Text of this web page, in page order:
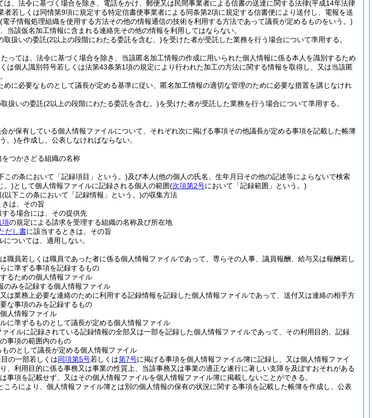
、法令に基づく場合を除き、電話をかけ、郵便又は民間事業者による信書の送達に関する法律(平成14年法律
者若しくは同情第9項に規定する特定信書便事業者による同条第2項に規定する信書便により送付し、電報を送
(電子情報処理組織を使用する方法その他の情報通信の技術を利用する方法であって議長が定めるものをいう。)
当該仮名加工情報に含まれる連絡先その他の情報を利用してはならない。
取扱いの委託(2以上の段階にわたる委託を含む。)を受けた者が受託した業務を行う場合について準用する。
っては、法令に基づく場合を除き、当該匿名加工情報の作成に用いられた個人情報に係る本人を識別するため
は個人識別符号若しくは法第43条第1項の規定により行われた加工の方法に関する情報を取得し、又は当該匿
に必要なものとして議長が定める基準に従い、匿名加工情報の適切な管理のために必要な措置を講じなけれ
扱いの委託(2以上の段階にわたる委託を含む。)を受けた者が受託した業務を行う場合について準用する。
が保有している個人情報ファイルについて、それぞれ次に掲げる事項その他議長が定める事項を記載した帳簿
。)を作成し、公表しなければならない。
つかさどる組織の名称
この条において「記録項目」という。)及び本人(他の個人の氏名、生年月日その他の記述等によらないで検索
。)として個人情報ファイルに記録される個人の範囲(次項第2号において「記録範囲」という。)
(以下この条において「記録情報」という。)の収集方法
は、その旨
る場合には、その提供先
項の規定による請求を受理する組織の名称及び所在地
だし書に該当するときは、その旨
ついては、適用しない。
職員若しくは職員であった者に係る個人情報ファイルであって、専らその人事、議員報酬、給与又は報酬若し
に準ずる事項を記録するもの
るための個人情報ファイル
のみを記録する個人情報ファイル
は業務上必要な連絡のために利用する記録情報を記録した個人情報ファイルであって、送付又は連絡の相手方
な事項のみを記録するもの
人情報ファイル
に準ずるものとして議長が定める個人情報ファイル
イルに記録されている記録情報の全部又は一部を記録した個人情報ファイルであって、その利用目的、記録
事項の範囲内のもの
のとして議長が定める個人情報ファイル
の一部若しくは同項第5号若しくは第7号に掲げる事項を個人情報ファイル簿に記録し、又は個人情報ファイ
、利用目的に係る事務又は事業の性質上、当該事務又は事業の適正な遂行に著しい支障を及ぼすおそれがある
事項を記載せず、又はその個人情報ファイルを個人情報ファイル簿に掲載しないことができる。
ろにより、個人情報ファイル簿とは別の個人情報の保有の状況に関する事項を記載した帳簿を作成し、公表